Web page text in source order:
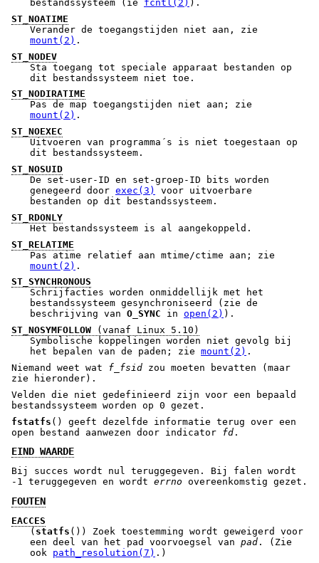
bestandssysteem (ie fcntl(2) ).
ST_NOATIME
Verander de toegangstijden niet aan, zie
mount(2) .
ST_NODEV
Sta toegang tot speciale apparaat bestanden op
dit bestandssysteem niet toe.
ST_NODIRATIME
Pas de map toegangstijden niet aan; zie
mount(2) .
ST_NOEXEC
Uitvoeren van programma´s is niet toegestaan op
dit bestandssysteem.
ST_NOSUID
De set-user-ID en set-groep-ID bits worden
genegeerd door exec(3)
bestanden op dit bestandssysteem.
ST_RDONLY
Het bestandssysteem is al aangekoppeld.
ST_RELATIME
Pas atime relatief aan mtime/ctime aan; zie
mount(2) .
ST_SYNCHRONOUS
Schrijfacties worden onmiddellijk met het
bestandssysteem gesynchroniseerd (zie de
beschrijving van O_SYNC in open(2) ).
ST_NOSYMFOLLOW (vanaf Linux 5.10)
Symbolische koppelingen worden niet gevolg bij
het bepalen van de paden; zie mount(2) .
Niemand weet wat f_fsid zou moeten bevatten (maar
zie hieronder).
Velden die niet gedefinieerd zijn voor een bepaald
bestandssysteem worden op 0 gezet.
fstatfs () geeft dezelfde informatie terug over een
open bestand aanwezen door indicator fd .
EIND WAARDE
Bij succes wordt nul teruggegeven. Bij falen wordt
-1 teruggegeven en wordt errno overeenkomstig gezet.
FOUTEN
EACCES
( statfs ()) Zoek toestemming wordt geweigerd voor
een deel van het pad voorvoegsel van pad . (Zie
ook path_resolution(7) .)